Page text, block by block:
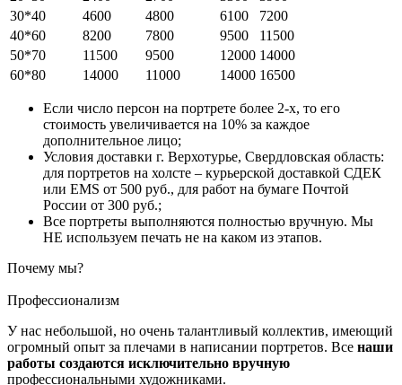
30*40
4600 4800 6100
7200
40*60
8200 7800 9500
11500
50*70
11500 9500 12000 14000
60*80
14000 11000 14000 16500
Если число персон на портрете более 2-х, то его
стоимость увеличивается на 10% за каждое
дополнительное лицо;
Условия доставки г. Верхотурье, Свердловская область:
для портретов на холсте – курьерской доставкой СДЕК
или EMS от 500 руб., для работ на бумаге Почтой
России от 300 руб.;
Все портреты выполняются полностью вручную. Мы
НЕ используем печать не на каком из этапов.
Почему мы?
Профессионализм
У нас небольшой, но очень талантливый коллектив, имеющий
огромный опыт за плечами в написании портретов. Все наши
работы создаются исключительно вручную
профессиональными художниками.